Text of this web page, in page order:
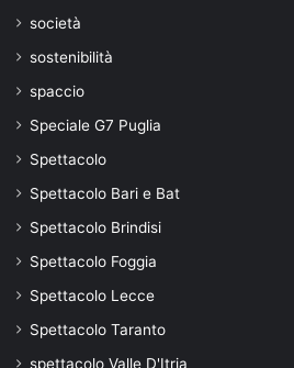
società
sostenibilità
spaccio
Speciale G7 Puglia
Spettacolo
Spettacolo Bari e Bat
Spettacolo Brindisi
Spettacolo Foggia
Spettacolo Lecce
Spettacolo Taranto
spettacolo Valle D'Itria